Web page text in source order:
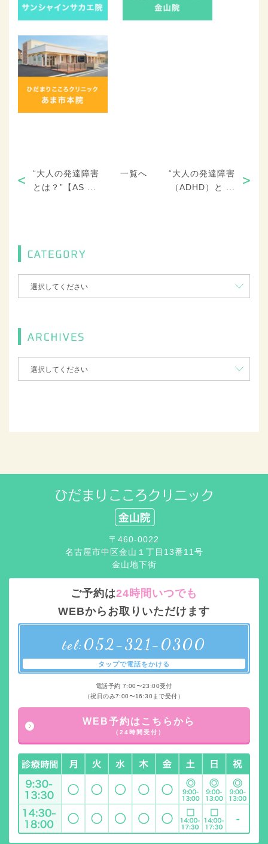
“大人の発達障害
とは？”【AS ...
一覧へ
“大人の発達障害
（ADHD）と ...
〒460-0022
名古屋市中区金山１丁目13番11号
金山地下街
ご予約は24時間いつでも
WEBからお取りいただけます
tel: 052-321-0300
タップで電話をかける
電話予約 7:00〜23:00受付
（祝日のみ7:00〜16:30まで受付）
WEB予約はこちらから
（24時間受付）